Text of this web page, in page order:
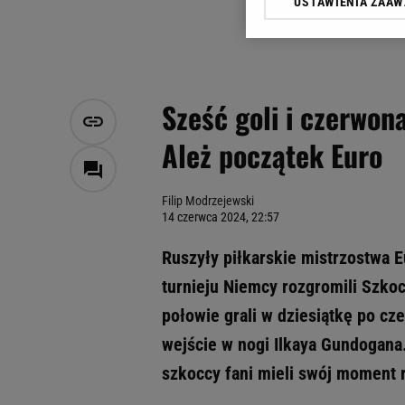
Sześć goli i
Ależ początek Euro
Filip Modrzejewski
14 czerwca 2024, 22:57
Ruszyły piłkarskie mistrzostwa
turnieju Niemcy rozgromili
połowie grali w dziesiątkę po
wejście w nogi Ilkaya
szkoccy fani mieli swój moment
Klikając „Akceptuję”
Zaufanych Partnerów i
My, nasi Zaufani
Przechowywanie
badnie odbiorców i